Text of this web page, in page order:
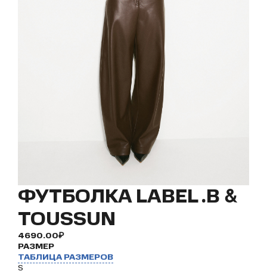
ФУТБОЛКА LABEL .B &
TOUSSUN
4690.00₽
РАЗМЕР
ТАБЛИЦА РАЗМЕРОВ
S